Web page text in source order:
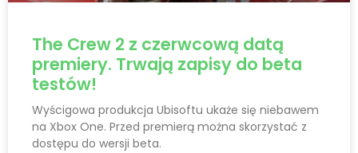
The Crew 2 z czerwcową datą
premiery. Trwają zapisy do beta
testów!
Wyścigowa produkcja Ubisoftu ukaże się niebawem
na Xbox One. Przed premierą można skorzystać z
dostępu do wersji beta.